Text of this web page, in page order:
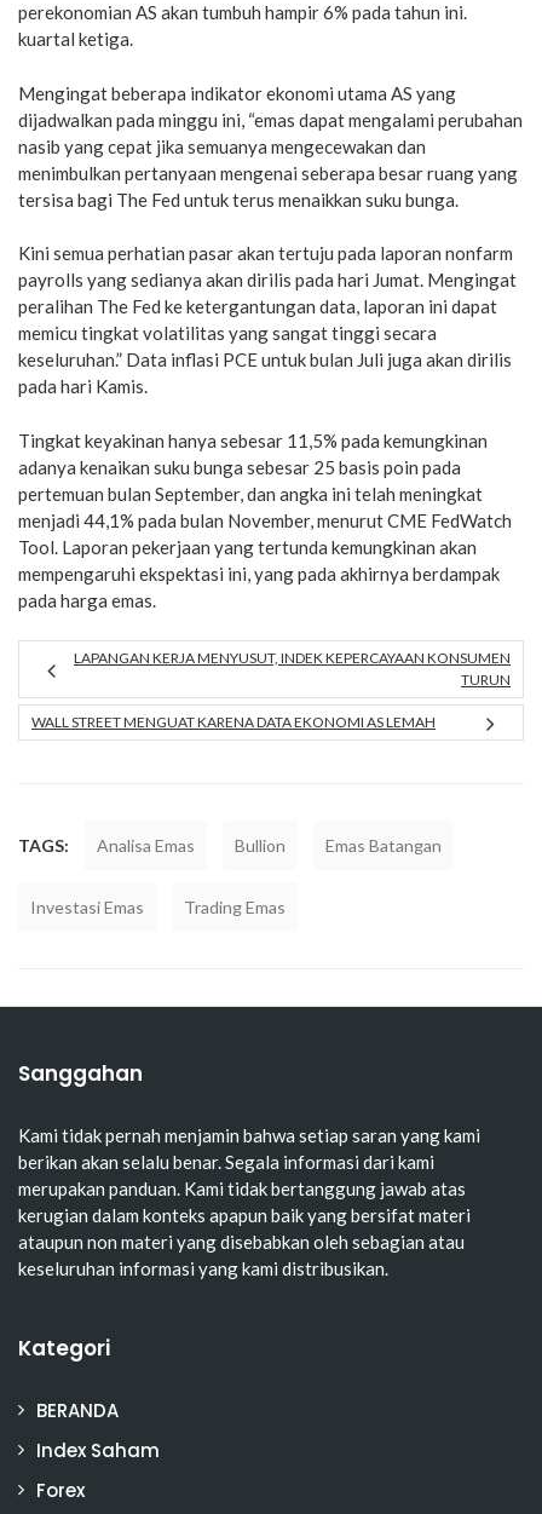
perekonomian AS akan tumbuh hampir 6% pada tahun ini.
kuartal ketiga.
Mengingat beberapa indikator ekonomi utama AS yang
dijadwalkan pada minggu ini, “emas dapat mengalami perubahan
nasib yang cepat jika semuanya mengecewakan dan
menimbulkan pertanyaan mengenai seberapa besar ruang yang
tersisa bagi The Fed untuk terus menaikkan suku bunga.
Kini semua perhatian pasar akan tertuju pada laporan nonfarm
payrolls yang sedianya akan dirilis pada hari Jumat. Mengingat
peralihan The Fed ke ketergantungan data, laporan ini dapat
memicu tingkat volatilitas yang sangat tinggi secara
keseluruhan.” Data inflasi PCE untuk bulan Juli juga akan dirilis
pada hari Kamis.
Tingkat keyakinan hanya sebesar 11,5% pada kemungkinan
adanya kenaikan suku bunga sebesar 25 basis poin pada
pertemuan bulan September, dan angka ini telah meningkat
menjadi 44,1% pada bulan November, menurut CME FedWatch
Tool. Laporan pekerjaan yang tertunda kemungkinan akan
mempengaruhi ekspektasi ini, yang pada akhirnya berdampak
pada harga emas.
LAPANGAN KERJA MENYUSUT, INDEK KEPERCAYAAN KONSUMEN
TURUN
WALL STREET MENGUAT KARENA DATA EKONOMI AS LEMAH
TAGS: Analisa Emas Bullion Emas Batangan
Investasi Emas Trading Emas
Sanggahan
Kami tidak pernah menjamin bahwa setiap saran yang kami
berikan akan selalu benar. Segala informasi dari kami
merupakan panduan. Kami tidak bertanggung jawab atas
kerugian dalam konteks apapun baik yang bersifat materi
ataupun non materi yang disebabkan oleh sebagian atau
keseluruhan informasi yang kami distribusikan.
Kategori
BERANDA
Index Saham
Forex